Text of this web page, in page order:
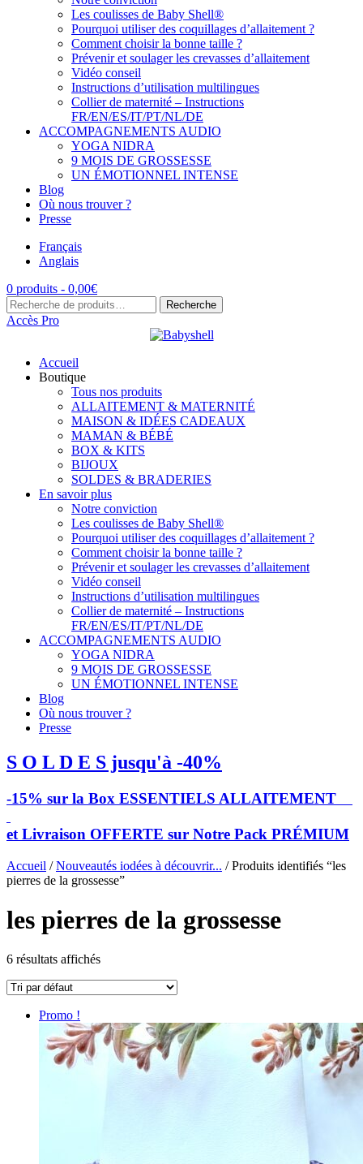
Les coulisses de Baby Shell®
Pourquoi utiliser des coquillages d’allaitement ?
Comment choisir la bonne taille ?
Prévenir et soulager les crevasses d’allaitement
Vidéo conseil
Instructions d’utilisation multilingues
Collier de maternité – Instructions
FR/EN/ES/IT/PT/NL/DE
ACCOMPAGNEMENTS AUDIO
YOGA NIDRA
9 MOIS DE GROSSESSE
UN ÉMOTIONNEL INTENSE
Blog
Où nous trouver ?
Presse
Français
Anglais
0 produits - 0,00€
Recherche
pour :
Recherche
Accès Pro
Accueil
Boutique
Tous nos produits
ALLAITEMENT & MATERNITÉ
MAISON & IDÉES CADEAUX
MAMAN & BÉBÉ
BOX & KITS
BIJOUX
SOLDES & BRADERIES
En savoir plus
Notre conviction
Les coulisses de Baby Shell®
Pourquoi utiliser des coquillages d’allaitement ?
Comment choisir la bonne taille ?
Prévenir et soulager les crevasses d’allaitement
Vidéo conseil
Instructions d’utilisation multilingues
Collier de maternité – Instructions
FR/EN/ES/IT/PT/NL/DE
ACCOMPAGNEMENTS AUDIO
YOGA NIDRA
9 MOIS DE GROSSESSE
UN ÉMOTIONNEL INTENSE
Blog
Où nous trouver ?
Presse
S O L D E S jusqu'à -40%
-15% sur la Box ESSENTIELS ALLAITEMENT
et Livraison OFFERTE sur Notre Pack PRÉMIUM
Accueil /Nouveautés iodées à découvrir... / Produits identifiés “les
pierres de la grossesse”
les pierres de la grossesse
6 résultats affichés
Promo !